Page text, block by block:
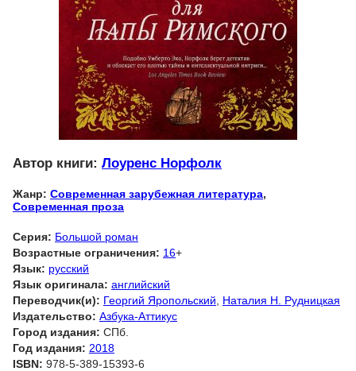
Автор книги: Лоуренс Норфолк
Жанр: Современная зарубежная литература,
Современная проза
Серия: Большой роман
Возрастные ограничения: 16+
Язык: русский
Язык оригинала: английский
Переводчик(и): Георгий Яропольский
Наталия Н. Рудницкая
Издательство: Азбука-Аттикус
Город издания: СПб.
Год издания: 2018
ISBN: 978-5-389-15393-6